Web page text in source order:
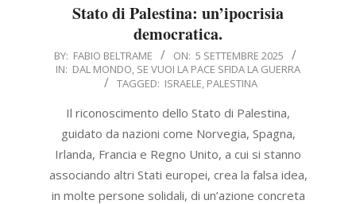
Stato di Palestina: un’ipocrisia
democratica.
2025-
09-
BY: FABIO BELTRAME ON: 5 SETTEMBRE 2025
IN: DAL MONDO, SE VUOI LA PACE SFIDA LA GUERRA
TAGGED: ISRAELE, PALESTINA
Il riconoscimento dello Stato di Palestina,
guidato da nazioni come Norvegia, Spagna,
Irlanda, Francia e Regno Unito, a cui si stanno
associando altri Stati europei, crea la falsa idea,
in molte persone solidali, di un’azione concreta